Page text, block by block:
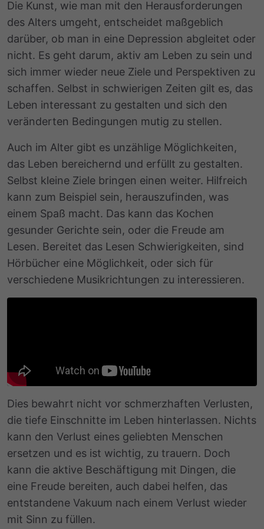
Die Kunst, wie man mit den Herausforderungen
des Alters umgeht, entscheidet maßgeblich
darüber, ob man in eine Depression abgleitet oder
nicht. Es geht darum, aktiv am Leben zu sein und
sich immer wieder neue Ziele und Perspektiven zu
schaffen. Selbst in schwierigen Zeiten gilt es, das
Leben interessant zu gestalten und sich den
veränderten Bedingungen mutig zu stellen.
Auch im Alter gibt es unzählige Möglichkeiten,
das Leben bereichernd und erfüllt zu gestalten.
Selbst kleine Ziele bringen einen weiter. Hilfreich
kann zum Beispiel sein, herauszufinden, was
einem Spaß macht. Das kann das Kochen
gesunder Gerichte sein, oder die Freude am
Lesen. Bereitet das Lesen Schwierigkeiten, sind
Hörbücher eine Möglichkeit, oder sich für
verschiedene Musikrichtungen zu interessieren.
Dies bewahrt nicht vor schmerzhaften Verlusten,
die tiefe Einschnitte im Leben hinterlassen. Nichts
kann den Verlust eines geliebten Menschen
ersetzen und es ist wichtig, zu trauern. Doch
kann die aktive Beschäftigung mit Dingen, die
eine Freude bereiten, auch dabei helfen, das
entstandene Vakuum nach einem Verlust wieder
mit Sinn zu füllen.